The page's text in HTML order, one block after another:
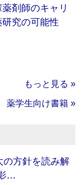
剤師のキャリ
研究の可能性
もっと見る »
薬学生向け書籍 »
の方針を読み解
…